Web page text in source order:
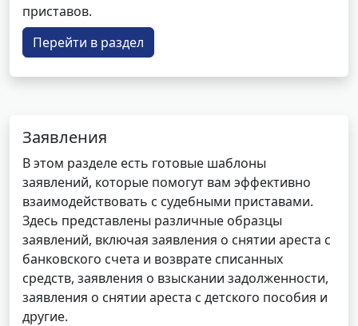
приставов.
Перейти в раздел
Заявления
В этом разделе есть готовые шаблоны
заявлений, которые помогут вам эффективно
взаимодействовать с судебными приставами.
Здесь представлены различные образцы
заявлений, включая заявления о снятии ареста с
банковского счета и возврате списанных
средств, заявления о взыскании задолженности,
заявления о снятии ареста с детского пособия и
другие.